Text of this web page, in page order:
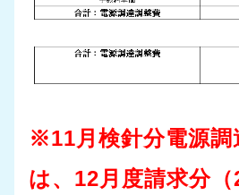
※11月検針分電源調
は、12月度請求分